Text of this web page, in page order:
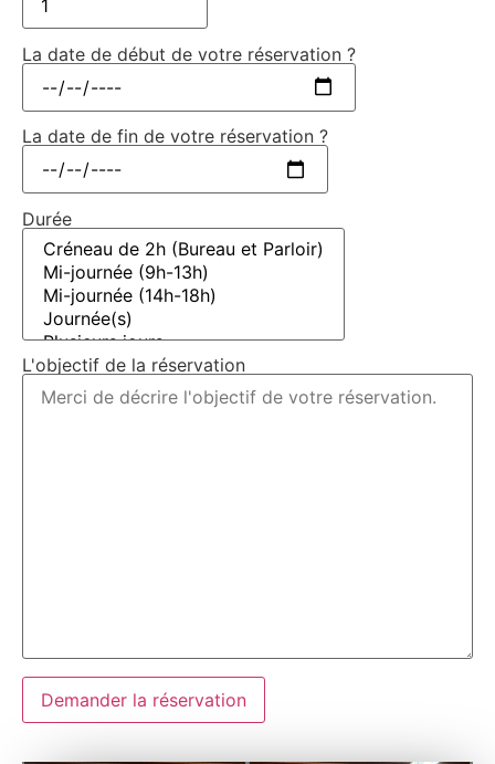
La date de début de votre réservation ?
La date de fin de votre réservation ?
Durée
L'objectif de la réservation